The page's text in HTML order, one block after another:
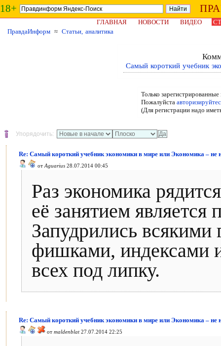
18+
ГЛАВНАЯ НОВОСТИ ВИДЕО
ПравдаИнформ ≈ Статьи, аналитика
Самый короткий учебник
Только
Пожалуйста
(Для регистрации надо
Упорядочить:
Re: Самый короткий учебник экономики в мире или Экономика – не
от Aguarius 28.07.2014 00:45
Раз экономика
её занятием является
Запудрились
фишками, индексами
всех под липку.
Re: Самый короткий учебник экономики в мире или Экономика – не
от maldenblat27.07.2014 22:25